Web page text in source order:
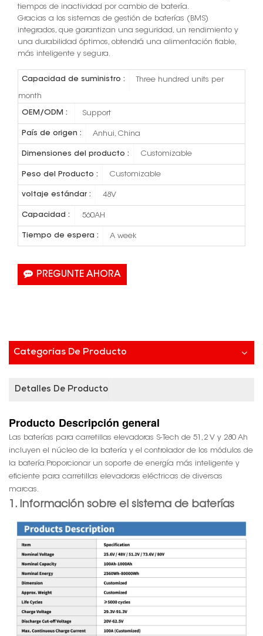
tiempos de inactividad por cambio de batería.
Gracias a los sistemas de gestión de baterías (BMS)
integrados, que garantizan una seguridad, un rendimiento y
una durabilidad óptimos, obtendrá una alimentación fiable,
más inteligente y segura.
Capacidad de suministro : Three hundred units per
month
OEM/ODM : Support
País de origen : Anhui, China
Dimensiones del producto : Customizable
Peso del Producto : Customizable
voltaje estándar : 48V
Capacidad : 560AH
Tiempo de espera : A week
PREGUNTE AHORA
Categorías De Producto
Detalles De Producto
Producto Descripción general
Las baterías para carretillas elevadoras S-Tech de 51,2 V y 280 Ah
incluyen el núcleo de la batería y el controlador de los módulos de
la batería. Proporcionar un soporte de energía más inteligente y
eficiente para carretillas elevadoras eléctricas de diversas
marcas.
1. Información sobre el sistema de baterías